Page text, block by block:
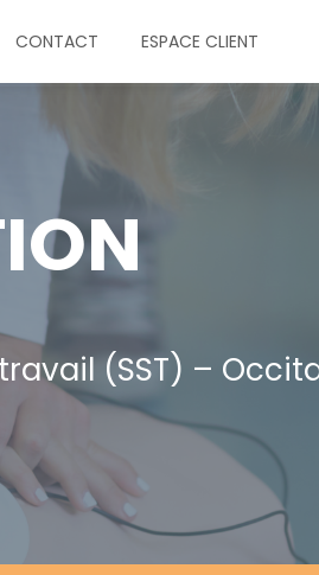
CONTACT ESPACE CLIENT
(SST) –